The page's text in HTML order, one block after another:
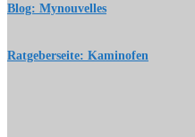
Blog: Mynouvelles
Ratgeberseite: Kaminofen